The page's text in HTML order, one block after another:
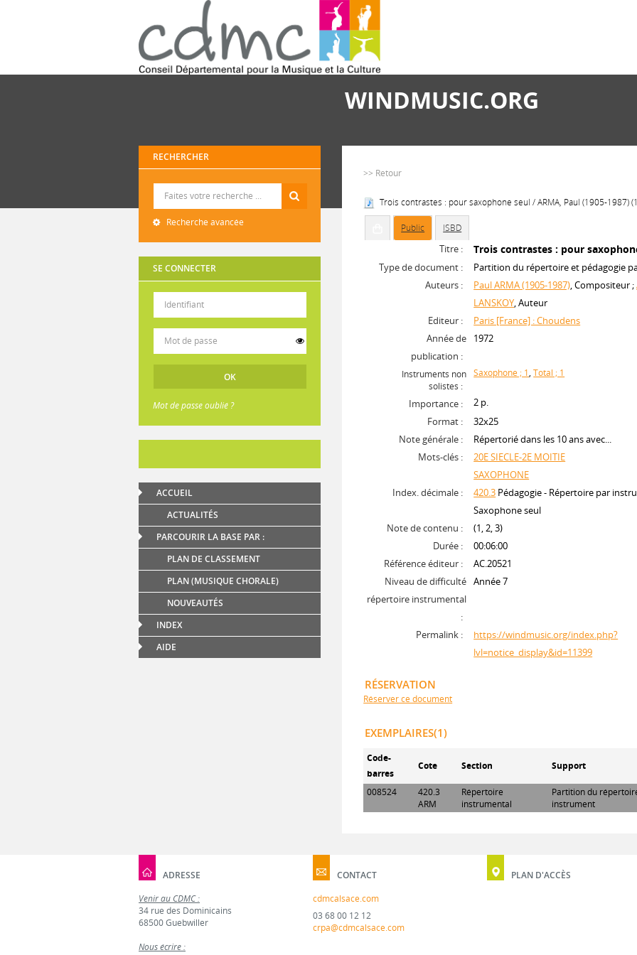
WINDMUSIC.ORG
RECHERCHER
Recherche avancée
SE CONNECTER
Mot de passe oublié ?
ACCUEIL
ACTUALITÉS
PARCOURIR LA BASE PAR :
PLAN DE CLASSEMENT
PLAN (MUSIQUE CHORALE)
NOUVEAUTÉS
INDEX
AIDE
>> Retour
Trois contrastes : pour saxophone seul / ARMA, Paul (1905-1987)
Public ISBD
Titre : Trois contrastes : pour
Type de document :
Partition du répertoire et pédagogie
Auteurs :
Paul ARMA (1905-1987), Compositeur ;
LANSKOY, Auteur
Editeur :
Paris [France] : Choudens
Année de
publication :
1972
Instruments non
solistes :
Saxophone ; 1,Total ; 1
Importance :
2 p.
Format :
32x25
Note générale :
Répertorié dans les 10 ans avec...
Mots-clés :
20E SIECLE-2E MOITIE
SAXOPHONE
Index. décimale :
420.3 Pédagogie - Répertoire par
Saxophone seul
Note de contenu :
(1, 2, 3)
Durée :
00:06:00
Référence éditeur :
AC.20521
Niveau de difficulté
répertoire instrumental
:
Année 7
Permalink :
https://windmusic.org/index.php?
lvl=notice_display&id=11399
RÉSERVATION
Réserver ce document
EXEMPLAIRES(1)
Code-
barres
Cote Section Support
008524
420.3
ARM
Répertoire
instrumental
Partition du
instrument
ADRESSE
Venir au CDMC :
34 rue des Dominicains
68500 Guebwiller
Nous écrire :
CONTACT
cdmcalsace.com
03 68 00 12 12
crpa@cdmcalsace.com
PLAN D'ACCÈS